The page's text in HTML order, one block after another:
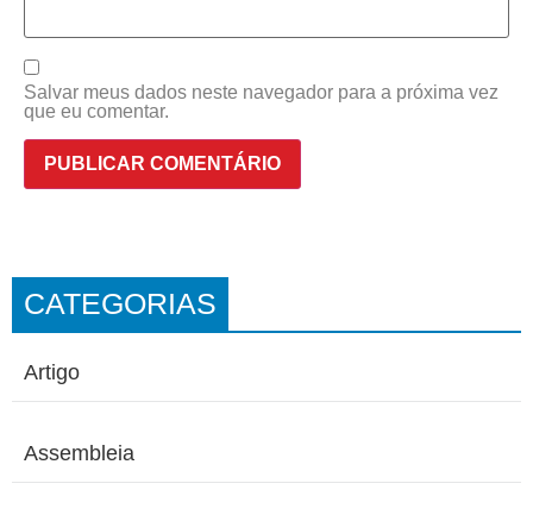
Salvar meus dados neste navegador para a próxima vez
que eu comentar.
CATEGORIAS
Artigo
Assembleia